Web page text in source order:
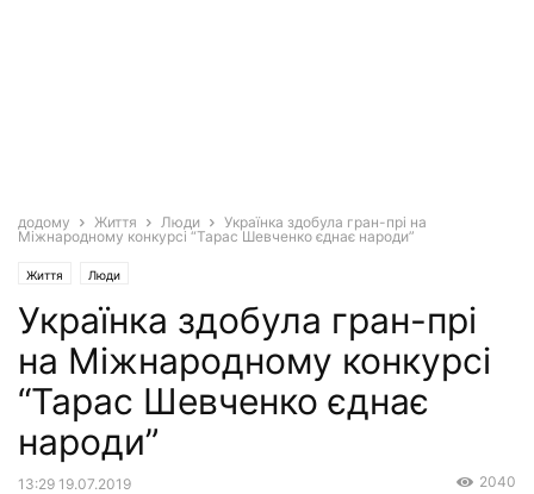
додому Життя Люди
Українка здобула гран-прі на
Міжнародному конкурсі “Тарас Шевченко єднає народи”
Життя Люди
Українка здобула гран-прі
на Міжнародному конкурсі
“Тарас Шевченко єднає
народи”
13:29 19.07.2019 2040